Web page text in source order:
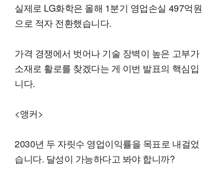
실제로 LG화학은 올해 1분기 영업손실 497억원
으로 적자 전환했습니다.
가격 경쟁에서 벗어나 기술 장벽이 높은 고부가
소재로 활로를 찾겠다는 게 이번 발표의 핵심입
니다.
<앵커>
2030년 두 자릿수 영업이익률을 목표로 내걸었
습니다. 달성이 가능하다고 봐야 합니까?